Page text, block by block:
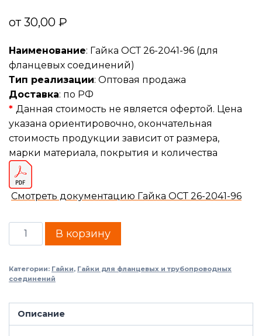
от30,00 ₽
Наименование: Гайка ОСТ 26-2041-96 (для
фланцевых соединений)
Тип реализации: Оптовая продажа
Доставка: по РФ
* Данная стоимость не является офертой. Цена
указана ориентировочно, окончательная
стоимость продукции зависит от размера,
марки материала, покрытия и количества
Смотреть документацию Гайка ОСТ 26-2041-96
В корзину
Категории: Гайки, Гайки для фланцевых и трубопроводных
соединений
Описание